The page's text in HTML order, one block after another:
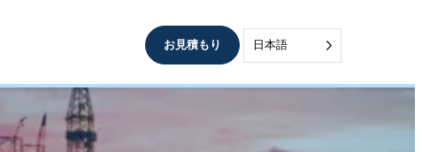
お見積もり 日本語